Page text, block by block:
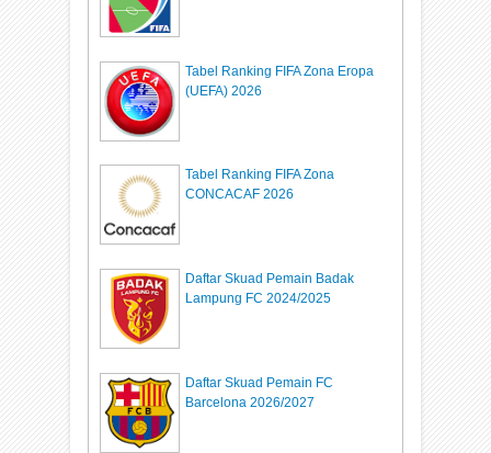
Tabel Ranking FIFA Zona Eropa
(UEFA) 2026
Tabel Ranking FIFA Zona
CONCACAF 2026
Daftar Skuad Pemain Badak
Lampung FC 2024/2025
Daftar Skuad Pemain FC
Barcelona 2026/2027